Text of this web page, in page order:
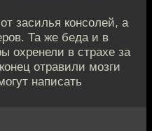
засилья консолей, а
Та же беда и в
охренели в страхе за
отравили мозги
написать